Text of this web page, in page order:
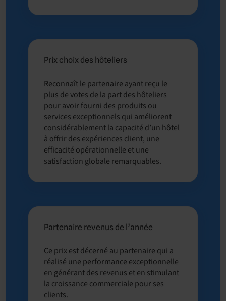
Prix choix des hôteliers
Reconnaît le partenaire ayant reçu le
plus de votes de la part des hôteliers
pour avoir fourni des produits ou
services exceptionnels qui améliorent
considérablement la capacité d’un hôtel
à offrir des expériences client, une
efficacité opérationnelle et une
satisfaction globale remarquables.
Partenaire revenus de l’année
Ce prix est décerné au partenaire qui a
réalisé une performance exceptionnelle
en générant des revenus et en stimulant
la croissance commerciale pour ses
clients.